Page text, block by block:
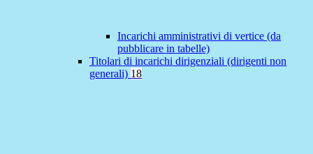
Incarichi amministrativi di vertice (da
pubblicare in tabelle)
Titolari di incarichi dirigenziali (dirigenti non
generali) 18